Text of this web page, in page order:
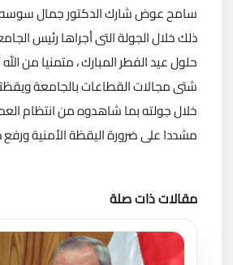
سامح عوض شارك الدكتور جمال سوسه
ذلك خلال الجولة التى أجراها رئيس
حلول عيد الفطر المبارك ، متمنيا من
شتى مجالات القطاعات بالجامعة
خلال جولته بما شاهدوه من انتظام
مشددا على ضرورة اليقظة الأمنية
مقالات ذات صلة